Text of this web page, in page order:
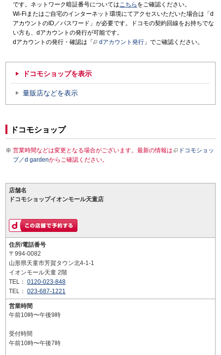
です。ネットワーク暗証番号についてはこちら をご確認ください。
Wi-Fiまたはご自宅のインターネット環境にてアクセスいただいた場合は「d
アカウントのID／パスワード」が必要です。ドコモの契約回線をお持ちでな
い方も、dアカウントの発行が可能です。
dアカウントの発行・確認は「
dアカウント発行 」でご確認ください。
ドコモショップを表示
量販店などを表示
ドコモショップ
営業時間などは変更となる場合がございます。最新の情報は
ドコモショッ
プ／d gardenからご確認ください。
店舗名
ドコモショップイオンモール天童店
住所/電話番号
〒994-0082
山形県天童市芳賀タウン北4-1-1
イオンモール天童 2階
TEL： 0120-023-848
TEL： 023-687-1221
営業時間
午前10時〜午後9時
受付時間
午前10時〜午後7時